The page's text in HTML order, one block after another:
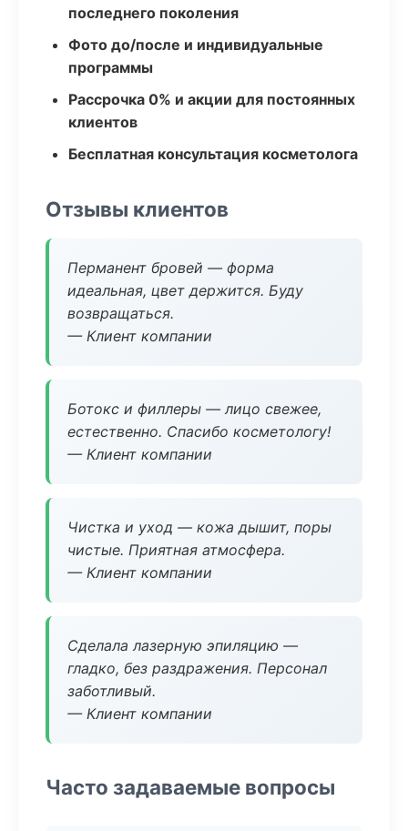
последнего поколения
Фото до/после и индивидуальные
программы
Рассрочка 0% и акции для постоянных
клиентов
Бесплатная консультация косметолога
Отзывы клиентов
Перманент бровей — форма
идеальная, цвет держится. Буду
возвращаться.
— Клиент компании
Ботокс и филлеры — лицо свежее,
естественно. Спасибо косметологу!
— Клиент компании
Чистка и уход — кожа дышит, поры
чистые. Приятная атмосфера.
— Клиент компании
Сделала лазерную эпиляцию —
гладко, без раздражения. Персонал
заботливый.
— Клиент компании
Часто задаваемые вопросы